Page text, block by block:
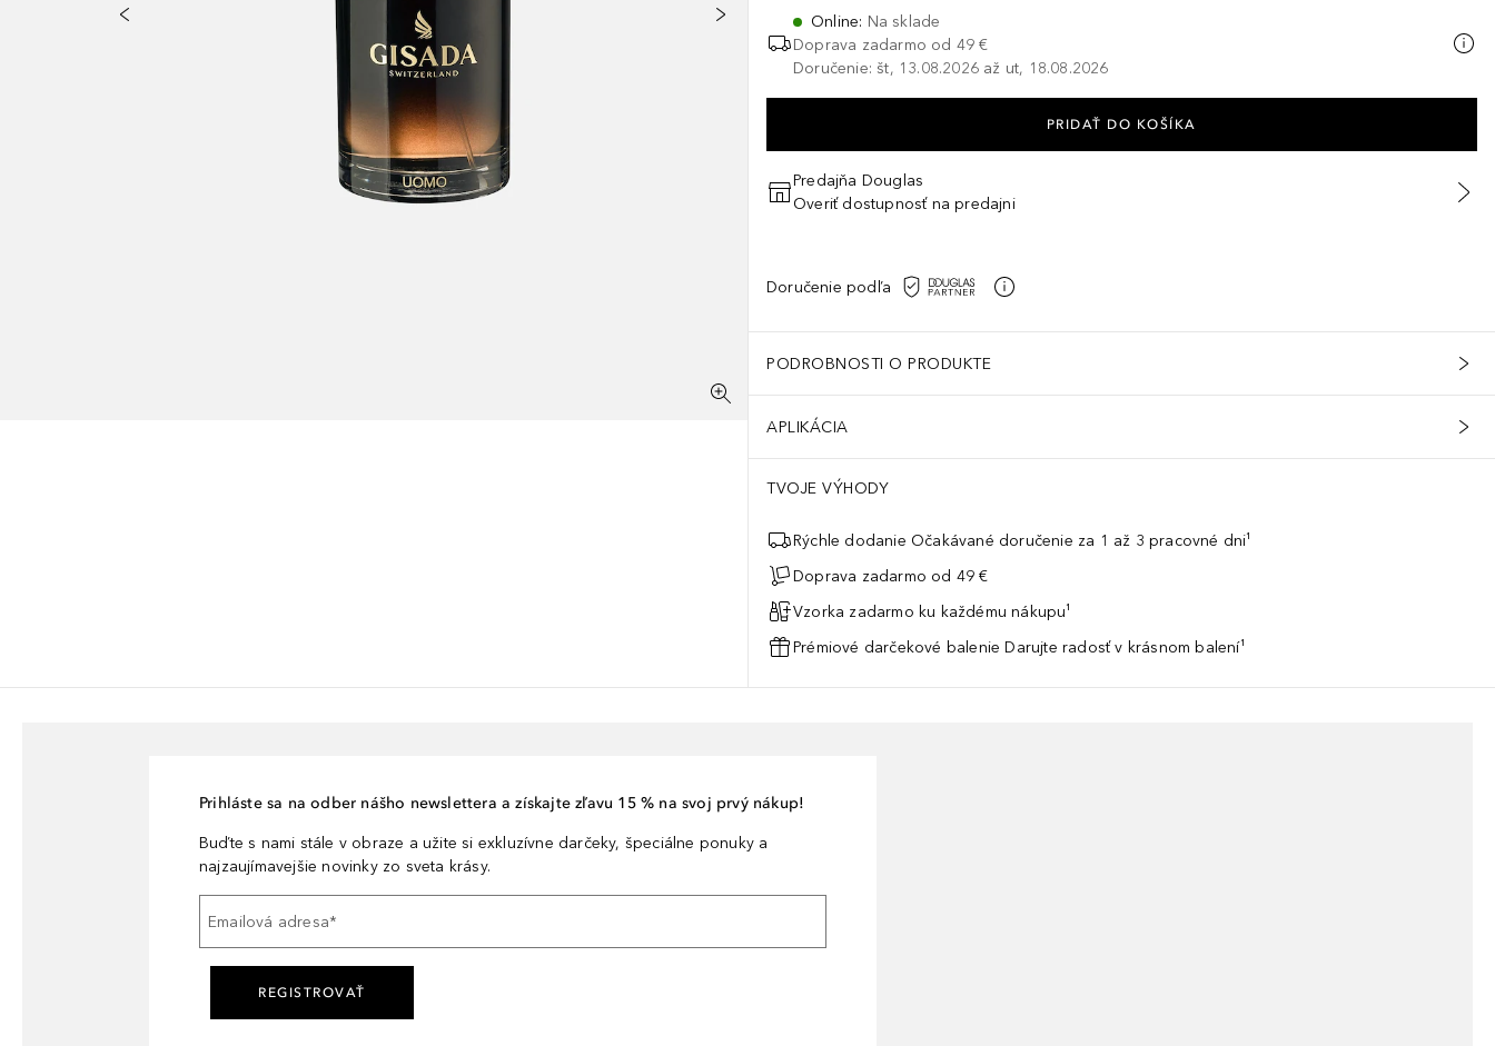
Online: Na sklade
Doprava zadarmo od 49 €
Doručenie: št, 13.08.2026 až ut, 18.08.2026
PRIDAŤ DO KOŠÍKA
Predajňa Douglas
Overiť dostupnosť na predajni
Doručenie podľa
PODROBNOSTI O PRODUKTE
APLIKÁCIA
TVOJE VÝHODY
Rýchle dodanie Očakávané doručenie za 1 až 3 pracovné dni¹
Doprava zadarmo od 49 €
Vzorka zadarmo ku každému nákupu¹
Prémiové darčekové balenie Darujte radosť v krásnom balení¹
Prihláste sa na odber nášho newslettera a získajte zľavu 15 % na svoj prvý nákup!
Buďte s nami stále v obraze a užite si exkluzívne darčeky, špeciálne ponuky a
najzaujímavejšie novinky zo sveta krásy.
Emailová adresa*
REGISTROVAŤ